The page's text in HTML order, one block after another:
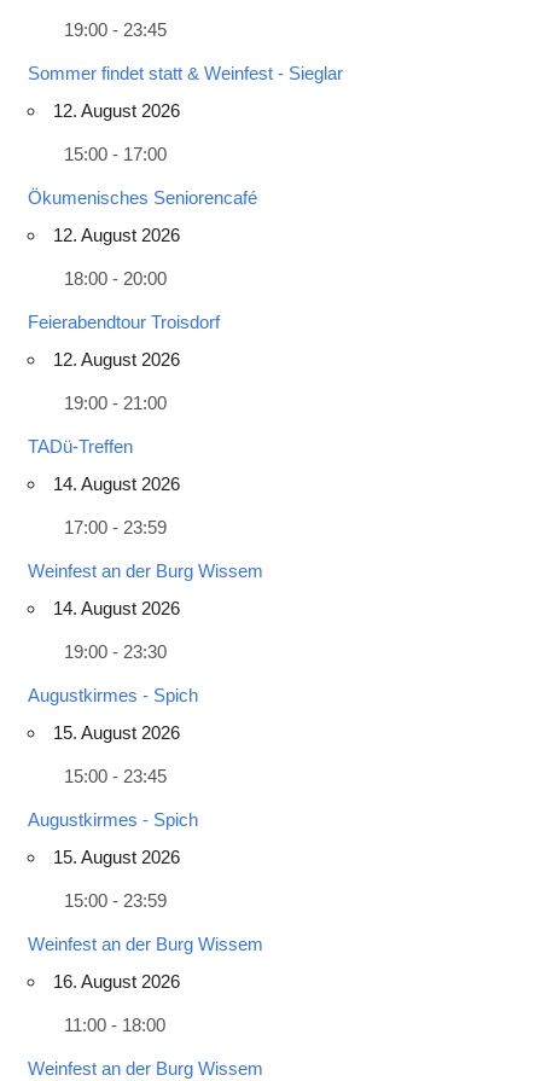
19:00 - 23:45
Sommer findet statt & Weinfest - Sieglar
12. August 2026
15:00 - 17:00
Ökumenisches Seniorencafé
12. August 2026
18:00 - 20:00
Feierabendtour Troisdorf
12. August 2026
19:00 - 21:00
TADü-Treffen
14. August 2026
17:00 - 23:59
Weinfest an der Burg Wissem
14. August 2026
19:00 - 23:30
Augustkirmes - Spich
15. August 2026
15:00 - 23:45
Augustkirmes - Spich
15. August 2026
15:00 - 23:59
Weinfest an der Burg Wissem
16. August 2026
11:00 - 18:00
Weinfest an der Burg Wissem